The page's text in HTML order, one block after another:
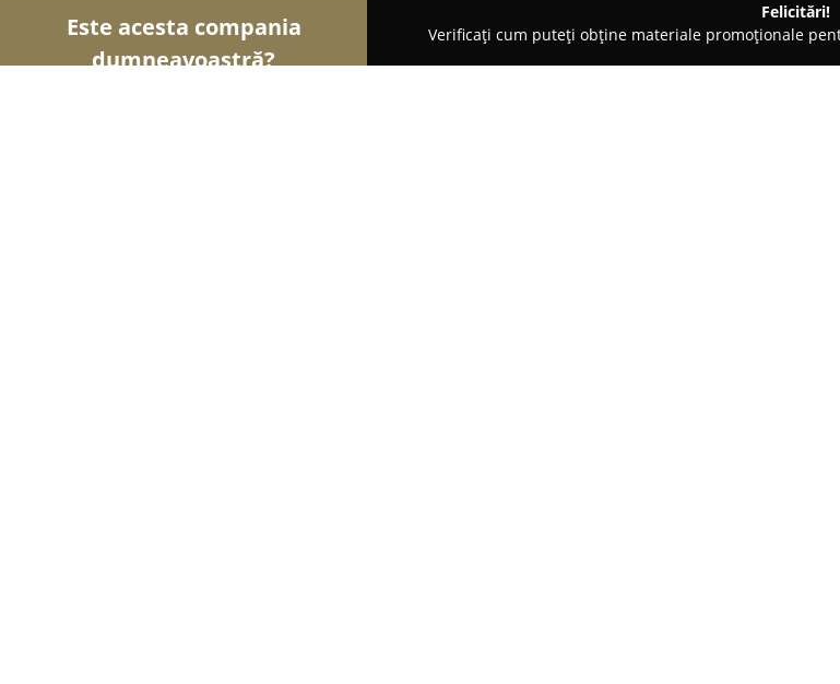
Este acesta compania
dumneavoastră?
Felicitări!
Verificați cum puteți obține materiale promoționale